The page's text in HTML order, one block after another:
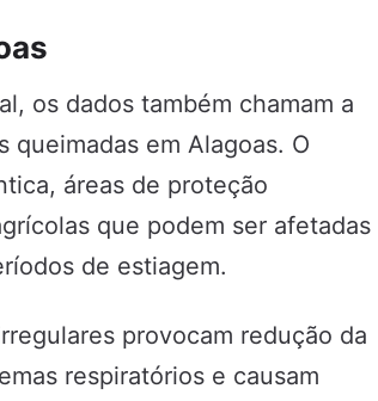
os dados também chamam a
queimadas em Alagoas. O
áreas de proteção
que podem ser afetadas
de estiagem.
provocam redução da
respiratórios e causam